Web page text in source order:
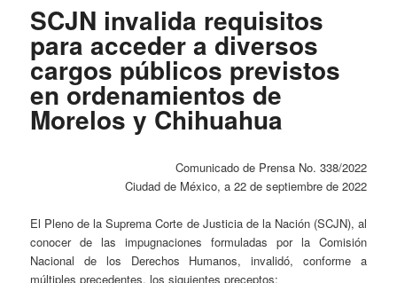
SCJN invalida requisitos
para acceder a diversos
cargos públicos previstos
en ordenamientos de
Morelos y Chihuahua
Comunicado de Prensa No. 338/2022
Ciudad de México, a 22 de septiembre de 2022
El Pleno de la Suprema Corte de Justicia de la Nación (SCJN), al
conocer de las impugnaciones formuladas por la Comisión
Nacional de los Derechos Humanos, invalidó, conforme a
múltiples precedentes, los siguientes preceptos: